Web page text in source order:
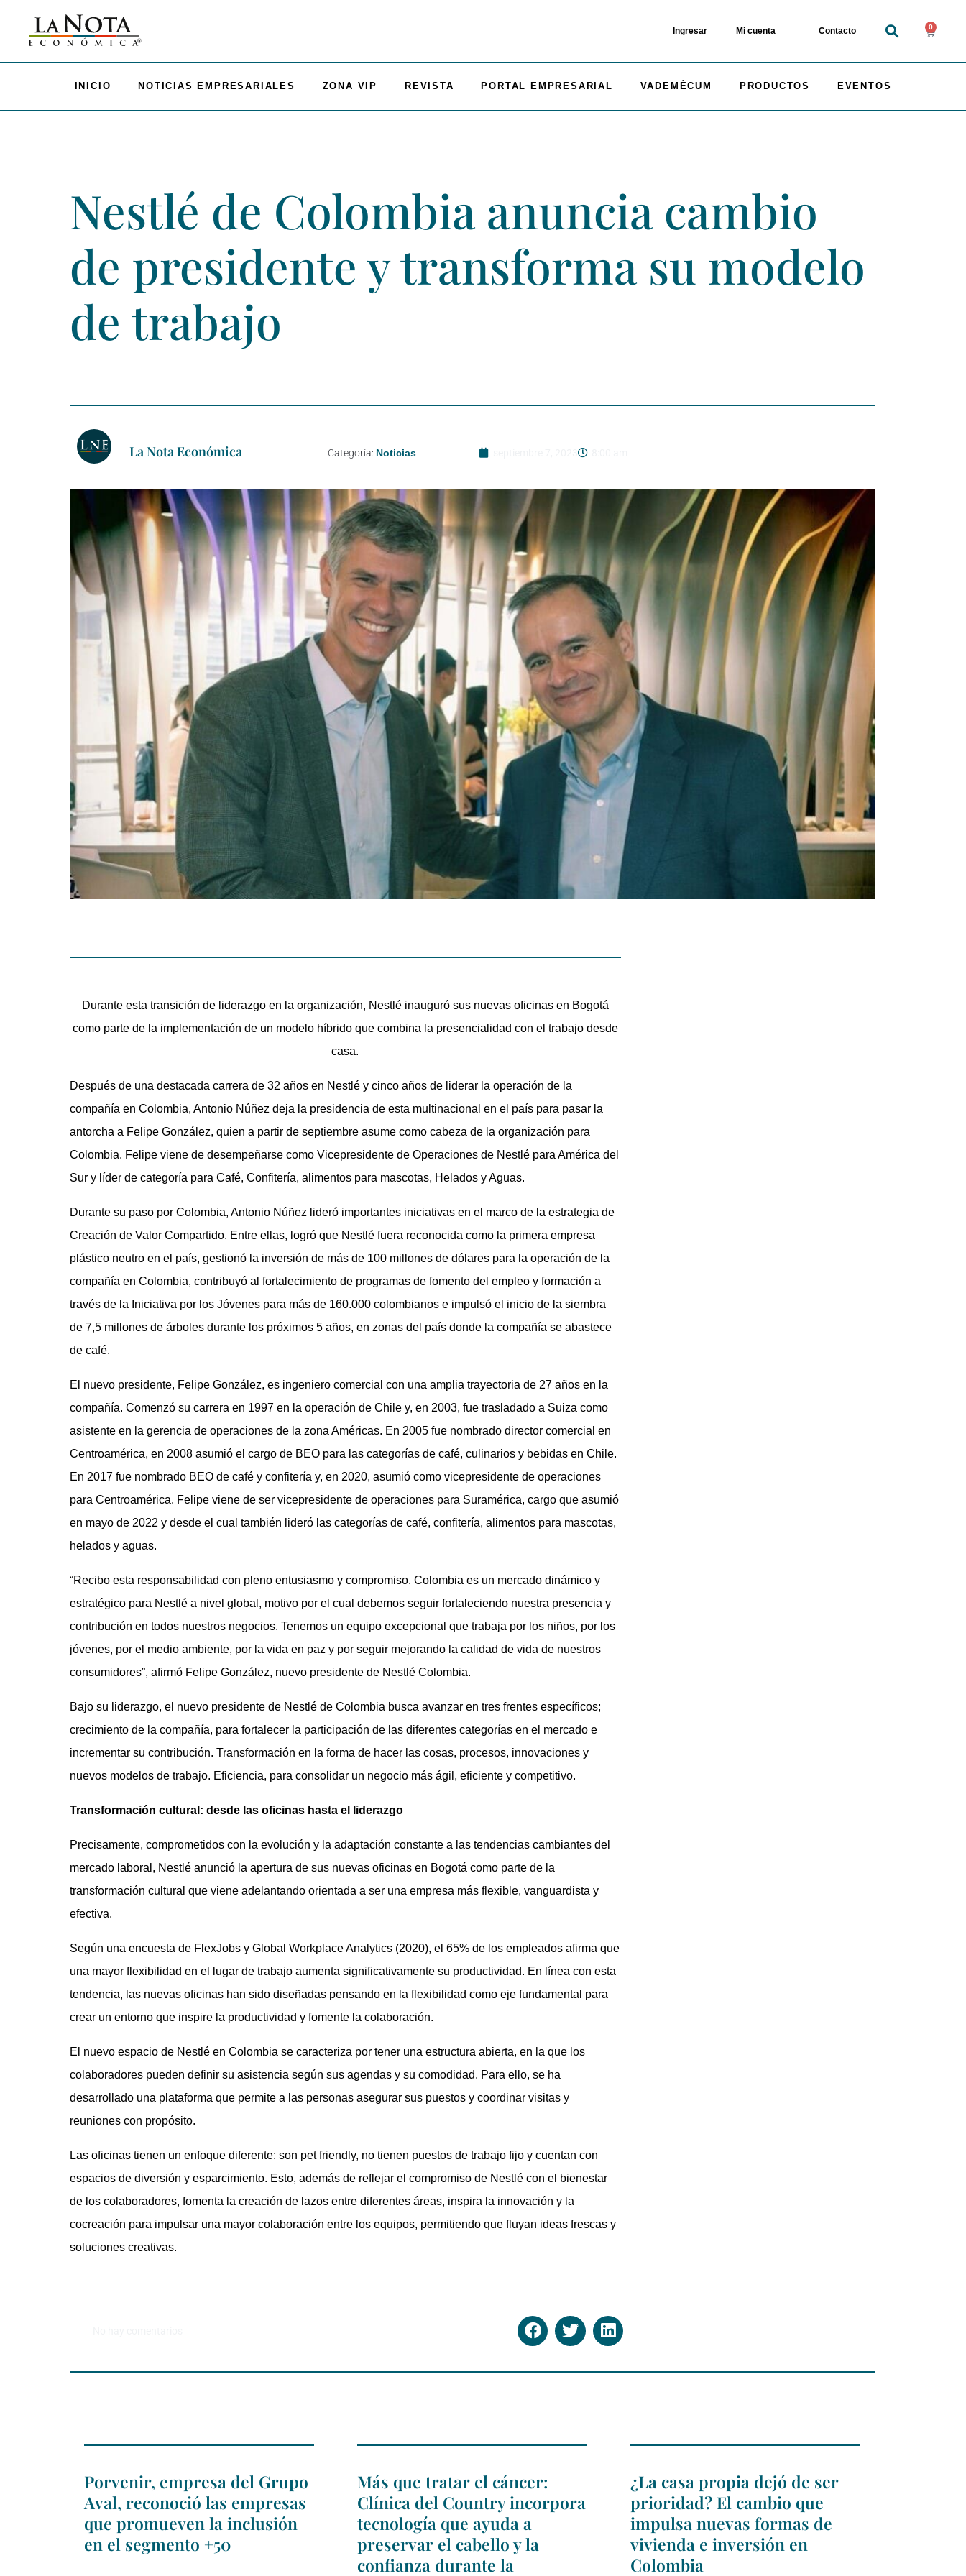
Ingresar Mi cuenta Contacto 0
INICIO NOTICIAS EMPRESARIALES ZONA VIP REVISTA PORTAL EMPRESARIAL VADEMÉCUM PRODUCTOS EVENTOS
Nestlé de Colombia anuncia cambio
de presidente y transforma su modelo
de trabajo
La Nota Económica Categoría: Noticias
Durante esta transición de liderazgo en la organización, Nestlé inauguró sus nuevas oficinas en Bogotá
como parte de la implementación de un modelo híbrido que combina la presencialidad con el trabajo desde
casa.
Después de una destacada carrera de 32 años en Nestlé y cinco años de liderar la operación de la
compañía en Colombia, Antonio Núñez deja la presidencia de esta multinacional en el país para pasar la
antorcha a Felipe González, quien a partir de septiembre asume como cabeza de la organización para
Colombia. Felipe viene de desempeñarse como Vicepresidente de Operaciones de Nestlé para América del
Sur y líder de categoría para Café, Confitería, alimentos para mascotas, Helados y Aguas.
Durante su paso por Colombia, Antonio Núñez lideró importantes iniciativas en el marco de la estrategia de
Creación de Valor Compartido. Entre ellas, logró que Nestlé fuera reconocida como la primera empresa
plástico neutro en el país, gestionó la inversión de más de 100 millones de dólares para la operación de la
compañía en Colombia, contribuyó al fortalecimiento de programas de fomento del empleo y formación a
través de la Iniciativa por los Jóvenes para más de 160.000 colombianos e impulsó el inicio de la siembra
de 7,5 millones de árboles durante los próximos 5 años, en zonas del país donde la compañía se abastece
de café.
El nuevo presidente, Felipe González, es ingeniero comercial con una amplia trayectoria de 27 años en la
compañía. Comenzó su carrera en 1997 en la operación de Chile y, en 2003, fue trasladado a Suiza como
asistente en la gerencia de operaciones de la zona Américas. En 2005 fue nombrado director comercial en
Centroamérica, en 2008 asumió el cargo de BEO para las categorías de café, culinarios y bebidas en Chile.
En 2017 fue nombrado BEO de café y confitería y, en 2020, asumió como vicepresidente de operaciones
para Centroamérica. Felipe viene de ser vicepresidente de operaciones para Suramérica, cargo que asumió
en mayo de 2022 y desde el cual también lideró las categorías de café, confitería, alimentos para mascotas,
helados y aguas.
“Recibo esta responsabilidad con pleno entusiasmo y compromiso. Colombia es un mercado dinámico y
estratégico para Nestlé a nivel global, motivo por el cual debemos seguir fortaleciendo nuestra presencia y
contribución en todos nuestros negocios. Tenemos un equipo excepcional que trabaja por los niños, por los
jóvenes, por el medio ambiente, por la vida en paz y por seguir mejorando la calidad de vida de nuestros
consumidores”, afirmó Felipe González, nuevo presidente de Nestlé Colombia.
Bajo su liderazgo, el nuevo presidente de Nestlé de Colombia busca avanzar en tres frentes específicos;
crecimiento de la compañía, para fortalecer la participación de las diferentes categorías en el mercado e
incrementar su contribución. Transformación en la forma de hacer las cosas, procesos, innovaciones y
nuevos modelos de trabajo. Eficiencia, para consolidar un negocio más ágil, eficiente y competitivo.
Transformación cultural: desde las oficinas hasta el liderazgo
Precisamente, comprometidos con la evolución y la adaptación constante a las tendencias cambiantes del
mercado laboral, Nestlé anunció la apertura de sus nuevas oficinas en Bogotá como parte de la
transformación cultural que viene adelantando orientada a ser una empresa más flexible, vanguardista y
efectiva.
Según una encuesta de FlexJobs y Global Workplace Analytics (2020), el 65% de los empleados afirma que
una mayor flexibilidad en el lugar de trabajo aumenta significativamente su productividad. En línea con esta
tendencia, las nuevas oficinas han sido diseñadas pensando en la flexibilidad como eje fundamental para
crear un entorno que inspire la productividad y fomente la colaboración.
El nuevo espacio de Nestlé en Colombia se caracteriza por tener una estructura abierta, en la que los
colaboradores pueden definir su asistencia según sus agendas y su comodidad. Para ello, se ha
desarrollado una plataforma que permite a las personas asegurar sus puestos y coordinar visitas y
reuniones con propósito.
Las oficinas tienen un enfoque diferente: son pet friendly, no tienen puestos de trabajo fijo y cuentan con
espacios de diversión y esparcimiento. Esto, además de reflejar el compromiso de Nestlé con el bienestar
de los colaboradores, fomenta la creación de lazos entre diferentes áreas, inspira la innovación y la
cocreación para impulsar una mayor colaboración entre los equipos, permitiendo que fluyan ideas frescas y
soluciones creativas.
Porvenir, empresa del Grupo
Aval, reconoció las empresas
que promueven la inclusión
en el segmento +50
Más que tratar el cáncer:
Clínica del Country incorpora
tecnología que ayuda a
preservar el cabello y la
confianza durante la
¿La casa propia dejó de ser
prioridad? El cambio que
impulsa nuevas formas de
vivienda e inversión en
Colombia